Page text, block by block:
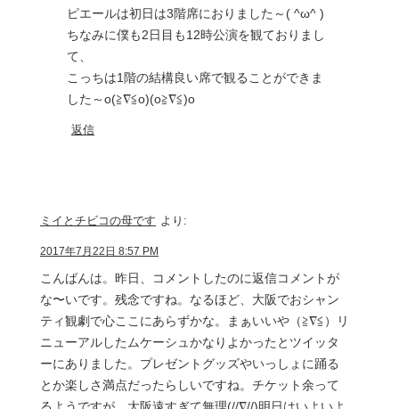
ピエールは初日は3階席におりました～( ^ω^ )
ちなみに僕も2日目も12時公演を観ておりまし
て、
こっちは1階の結構良い席で観ることができま
した～o(≧∇≦o)(o≧∇≦)o
返信
ミイとチビコの母です より:
2017年7月22日 8:57 PM
こんばんは。昨日、コメントしたのに返信コメントが
な〜いです。残念ですね。なるほど、大阪でおシャン
ティ観劇で心ここにあらずかな。まぁいいや（≧∇≦）リ
ニューアルしたムケーシュかなりよかったとツイッタ
ーにありました。プレゼントグッズやいっしょに踊る
とか楽しさ満点だったらしいですね。チケット余って